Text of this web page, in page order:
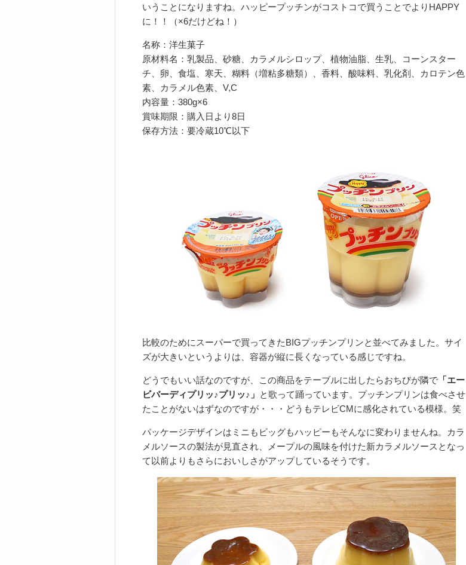
いうことになりますね。ハッピープッチンがコストコで買うことでよりHAPPY
に！！（×6だけどね！）
名称：洋生菓子
原材料名：乳製品、砂糖、カラメルシロップ、植物油脂、生乳、コーンスター
チ、卵、食塩、寒天、糊料（増粘多糖類）、香料、酸味料、乳化剤、カロテン色
素、カラメル色素、V,C
内容量：380g×6
賞味期限：購入日より8日
保存方法：要冷蔵10℃以下
比較のためにスーパーで買ってきたBIGプッチンプリンと並べてみました。サイ
ズが大きいというよりは、容器が縦に長くなっている感じですね。
どうでもいい話なのですが、この商品をテーブルに出したらおちびが隣で 「エー
ビバーディプリッ♪プリッ♪」 と歌って踊っています。プッチンプリンは食べさせ
たことがないはずなのですが・・・どうもテレビCMに感化されている模様。笑
パッケージデザインはミニもビッグもハッピーもそんなに変わりませんね。カラ
メルソースの製法が見直され、メープルの風味を付けた新カラメルソースとなっ
て以前よりもさらにおいしさがアップしているそうです。